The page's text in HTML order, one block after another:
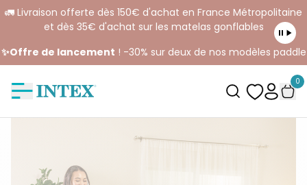
🚛 Livraison offerte dès 150€ d'achat en France Métropolitaine
et dès 35€ d'achat sur les matelas gonflables
✨Offre de lancement ! -30% sur deux de nos modèles paddle
0